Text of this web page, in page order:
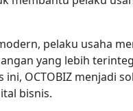
pelaku usaha
yang lebih
OCTOBIZ menjadi
bisnis.